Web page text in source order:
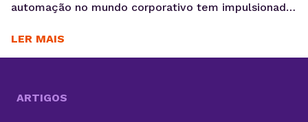
automação no mundo corporativo tem impulsionado
coleta, análise e ativação de dados, exatamente o
aproximar do...
LER MAIS
ARTIGOS